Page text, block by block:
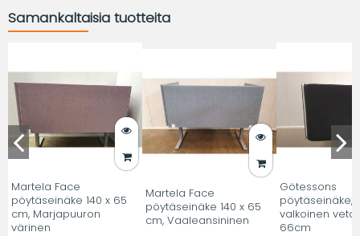
Samankaltaisia tuotteita
Martela Face
pöytäseinäke 140 x 65
cm, Marjapuuron
värinen
Martela Face
pöytäseinäke 140 x 65
cm, Vaaleansininen
Götessons
pöytäseinäke,
valkoinen
66cm